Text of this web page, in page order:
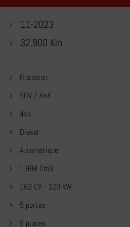
11-2023
32.900 Km
Occasion
SUV / 4x4
4x4
Diesel
Automatique
1.998 Cm3
163 CV - 120 kW
5 portes
5 places